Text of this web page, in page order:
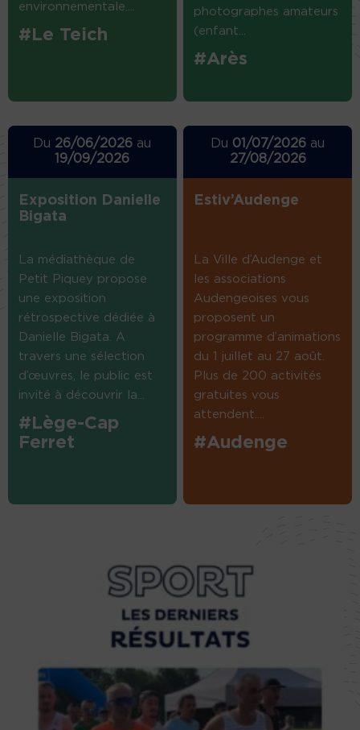
environnementale....
#Le Teich
photographes amateurs
(enfant...
#Arès
Du 26/06/2026 au
19/09/2026
Exposition Danielle
Bigata
La médiathèque de
Petit Piquey propose
une exposition
rétrospective dédiée à
Danielle Bigata. A
travers une sélection
d’œuvres, le public est
invité à découvrir la...
#Lège-Cap
Ferret
Du 01/07/2026 au
27/08/2026
Estiv’Audenge
La Ville d’Audenge et
les associations
Audengeoises vous
proposent un
programme d’animations
du 1 juillet au 27 août.
Plus de 200 activités
gratuites vous
attendent....
#Audenge